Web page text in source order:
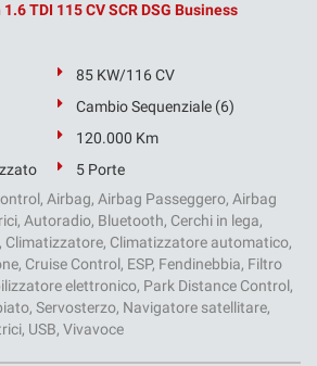
TDI 115 CV SCR DSG Business
85 KW/116 CV
Cambio Sequenziale (6)
120.000 Km
5 Porte
Airbag, Airbag Passeggero, Airbag
Autoradio, Bluetooth, Cerchi in lega,
Climatizzatore, Climatizzatore automatico,
Cruise Control, ESP, Fendinebbia, Filtro
elettronico, Park Distance Control,
Servosterzo, Navigatore satellitare,
USB, Vivavoce